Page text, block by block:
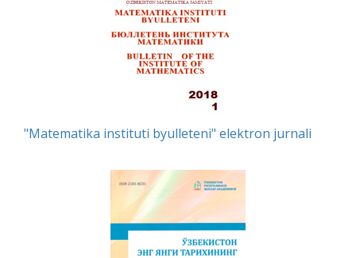
"Matematika instituti byulleteni" elektron jurnali